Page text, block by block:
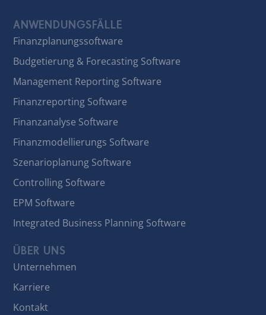
ANWENDUNGSFÄLLE
Finanzplanungssoftware
Budgetierung & Forecasting Software
Management Reporting Software
Finanzreporting Software
Finanzanalyse Software
Finanzmodellierungs Software
Szenarioplanung Software
Controlling Software
EPM Software
Integrated Business Planning Software
ÜBER UNS
Unternehmen
Karriere
Kontakt